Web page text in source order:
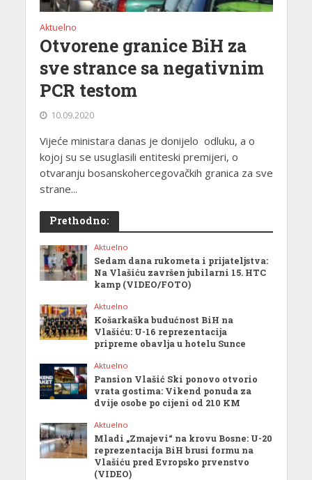
Aktuelno
Otvorene granice BiH za
sve strance sa negativnim
PCR testom
10.09.2020
Vijeće ministara danas je donijelo odluku, a o
kojoj su se usuglasili entiteski premijeri, o
otvaranju bosanskohercegovačkih granica za sve
strane...
Prethodno:
Aktuelno
Sedam dana rukometa i prijateljstva:
Na Vlašiću završen jubilarni 15. HTC
kamp (VIDEO/FOTO)
Aktuelno
Košarkaška budućnost BiH na
Vlašiću: U-16 reprezentacija
pripreme obavlja u hotelu Sunce
Aktuelno
Pansion Vlašić Ski ponovo otvorio
vrata gostima: Vikend ponuda za
dvije osobe po cijeni od 210 KM
Aktuelno
Mladi „Zmajevi“ na krovu Bosne: U-20
reprezentacija BiH brusi formu na
Vlašiću pred Evropsko prvenstvo
(VIDEO)